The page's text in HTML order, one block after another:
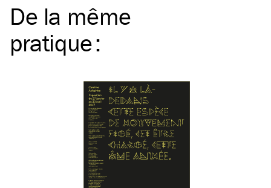
De la même
pratique: